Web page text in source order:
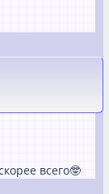
всего🤓